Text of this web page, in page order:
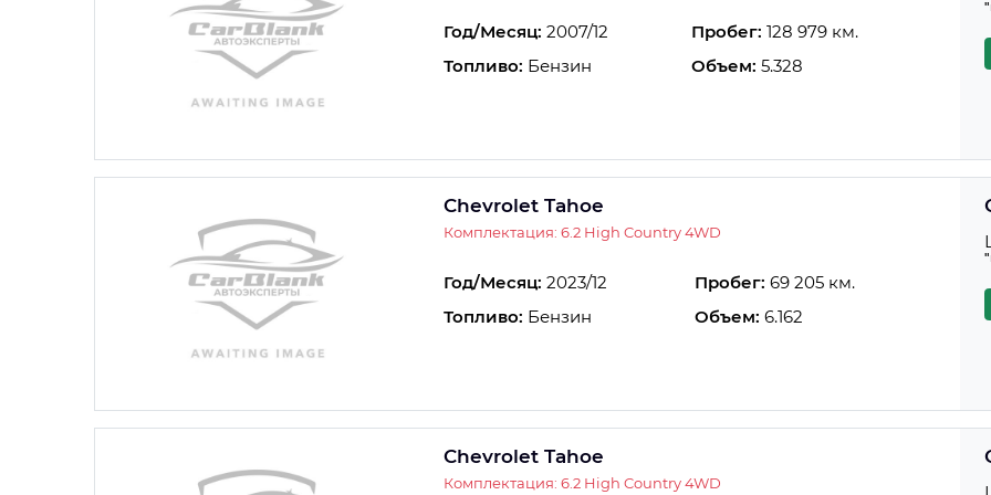
Год/Месяц: 2007/12 Пробег: 128 979 км.
Топливо: Бензин Объем: 5.328
Chevrolet Tahoe
Комплектация: 6.2 High Country 4WD
Год/Месяц: 2023/12 Пробег: 69 205 км.
Топливо: Бензин Объем: 6.162
Chevrolet Tahoe
Комплектация: 6.2 High Country 4WD